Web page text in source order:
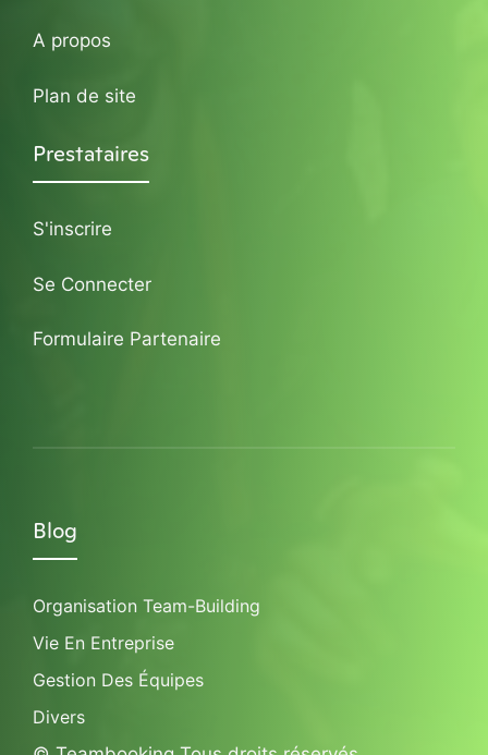
A propos
Plan de site
Prestataires
S'inscrire
Se Connecter
Formulaire Partenaire
Blog
Organisation Team-Building
Vie En Entreprise
Gestion Des Équipes
Divers